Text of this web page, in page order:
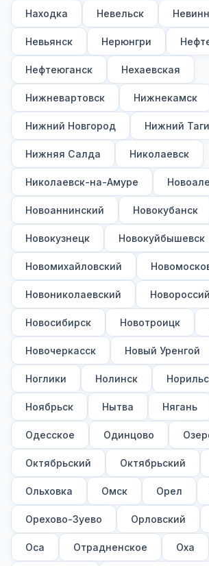
Находка Невельск
Невьянск Нерюнгри
Нефтеюганск Нехаевская
Нижневартовск Нижнекамск
Нижний Новгород Нижний
Нижняя Салда Николаевск
Николаевск-на-Амуре
Новоаннинский Новокубанск
Новокузнецк Новокуйбышевск
Новомихайловский
Новониколаевский
Новосибирск Новотроицк
Новочеркасск Новый Уренгой
Ноглики Нолинск
Ноябрьск Нытва Нягань
Одесское Одинцово
Октябрьский Октябрьский
Ольховка Омск Орел
Орехово-Зуево Орловский
Оса Отрадненское Оха